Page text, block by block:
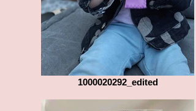
1000020292_edited